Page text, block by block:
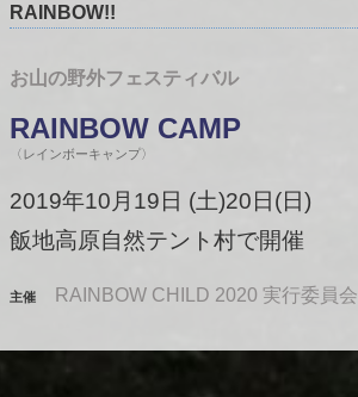
RAINBOW!!
お山の野外フェスティバル
RAINBOW CAMP
〈レインボーキャンプ〉
2019年10月19日 (土)20日(日)
飯地高原自然テント村で開催
主催RAINBOW CHILD 2020 実行委員会